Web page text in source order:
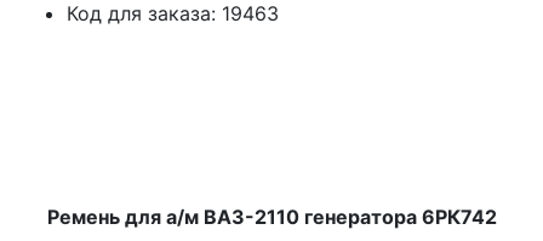
Код для заказа: 19463
Ремень для а/м ВАЗ-2110 генератора 6РК742